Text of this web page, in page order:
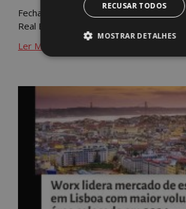
Fechado o primeiro trimestre do ano, a
Real Estate Consultants lança os
Ler Mais »
RECUSAR TODOS
MOSTRAR DETALHES